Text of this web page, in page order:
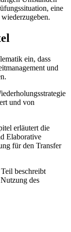
eine
ein, dass
und
und von
erläutert die
Elaborative
für den Transfer
beschreibt
des